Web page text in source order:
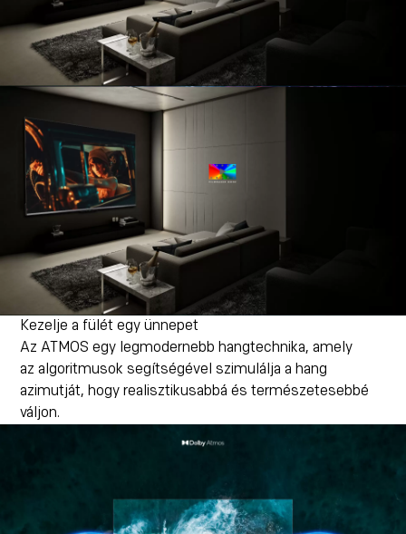
Kezelje a fülét egy ünnepet
Az ATMOS egy legmodernebb hangtechnika, amely
az algoritmusok segítségével szimulálja a hang
azimutját, hogy realisztikusabbá és természetesebbé
váljon.